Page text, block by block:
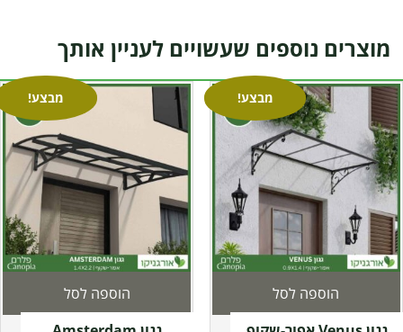
מוצרים נוספים שעשויים לעניין אותך
מבצע!
הוספה לסל
מבצע!
הוספה לסל